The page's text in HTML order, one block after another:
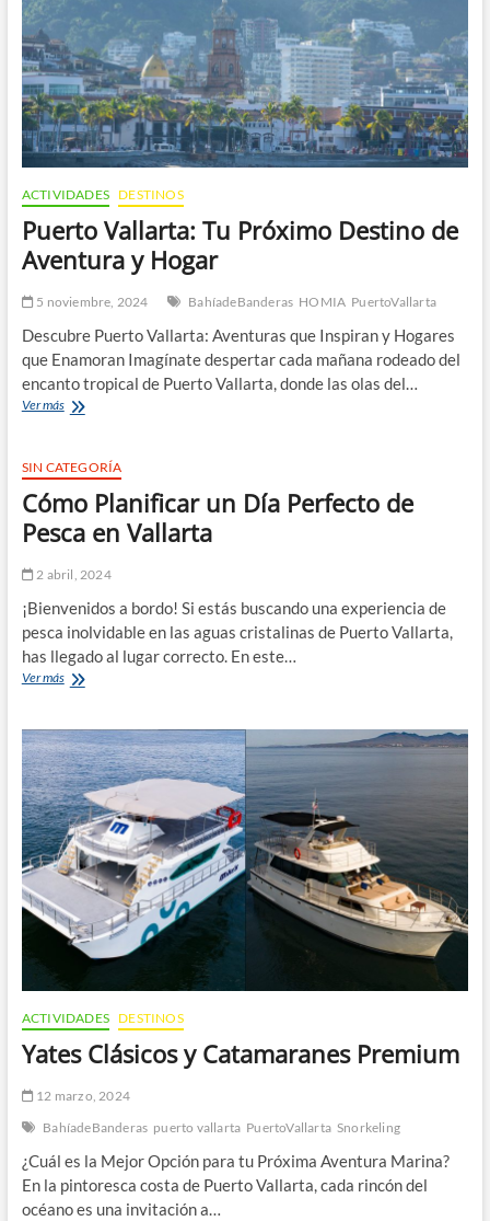
El
Yate
Florero
ACTIVIDADES DESTINOS
Puerto Vallarta: Tu Próximo Destino de
Aventura y Hogar
5 noviembre, 2024 BahíadeBanderas HOMIA PuertoVallarta
Descubre Puerto Vallarta: Aventuras que Inspiran y Hogares
que Enamoran Imagínate despertar cada mañana rodeado del
encanto tropical de Puerto Vallarta, donde las olas del…
Ver másPuerto
Próximo
Destino
de
y
SIN CATEGORÍA
Cómo Planificar un Día Perfecto de
Pesca en Vallarta
2 abril, 2024
¡Bienvenidos a bordo! Si estás buscando una experiencia de
pesca inolvidable en las aguas cristalinas de Puerto Vallarta,
has llegado al lugar correcto. En este…
Ver másCómo
Día
Perfecto
de
Pesca
en
Vallarta
ACTIVIDADES DESTINOS
Yates Clásicos y Catamaranes Premium
12 marzo, 2024
BahíadeBanderas puerto vallarta PuertoVallarta Snorkeling
¿Cuál es la Mejor Opción para tu Próxima Aventura Marina?
En la pintoresca costa de Puerto Vallarta, cada rincón del
océano es una invitación a…